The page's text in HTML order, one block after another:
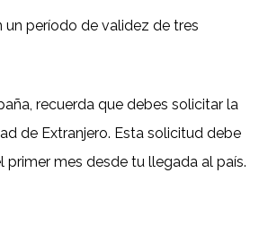
un período de validez de tres
recuerda que debes solicitar la
de Extranjero. Esta solicitud debe
primer mes desde tu llegada al país.